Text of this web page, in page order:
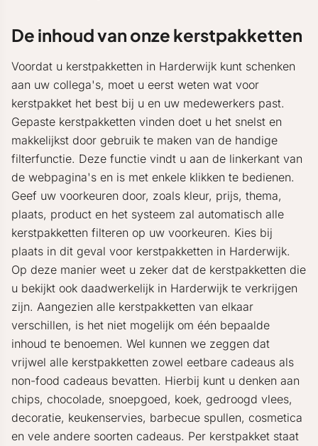
De inhoud van onze kerstpakketten
Voordat u kerstpakketten in Harderwijk kunt schenken
aan uw collega's, moet u eerst weten wat voor
kerstpakket het best bij u en uw medewerkers past.
Gepaste kerstpakketten vinden doet u het snelst en
makkelijkst door gebruik te maken van de handige
filterfunctie. Deze functie vindt u aan de linkerkant van
de webpagina's en is met enkele klikken te bedienen.
Geef uw voorkeuren door, zoals kleur, prijs, thema,
plaats, product en het systeem zal automatisch alle
kerstpakketten filteren op uw voorkeuren. Kies bij
plaats in dit geval voor kerstpakketten in Harderwijk.
Op deze manier weet u zeker dat de kerstpakketten die
u bekijkt ook daadwerkelijk in Harderwijk te verkrijgen
zijn. Aangezien alle kerstpakketten van elkaar
verschillen, is het niet mogelijk om één bepaalde
inhoud te benoemen. Wel kunnen we zeggen dat
vrijwel alle kerstpakketten zowel eetbare cadeaus als
non-food cadeaus bevatten. Hierbij kunt u denken aan
chips, chocolade, snoepgoed, koek, gedroogd vlees,
decoratie, keukenservies, barbecue spullen, cosmetica
en vele andere soorten cadeaus. Per kerstpakket staat